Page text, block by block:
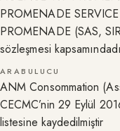
PROMENADE
PROMENADE (SAS,
sözleşmesi
ARABULUCU
ANM Consommation
CECMC’nin 29 Eylül
listesine kaydedilmiştir